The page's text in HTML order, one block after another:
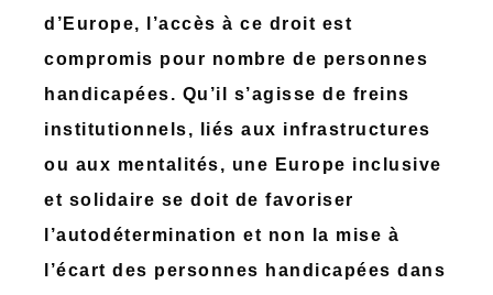
d’Europe, l’accès à ce droit est
compromis pour nombre de personnes
handicapées. Qu’il s’agisse de freins
institutionnels, liés aux infrastructures
ou aux mentalités, une Europe inclusive
et solidaire se doit de favoriser
l’autodétermination et non la mise à
l’écart des personnes handicapées dans